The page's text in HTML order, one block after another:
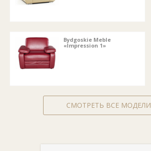
Bydgoskie Meble
«Impression 1»
СМОТРЕТЬ ВСЕ МОДЕЛИ